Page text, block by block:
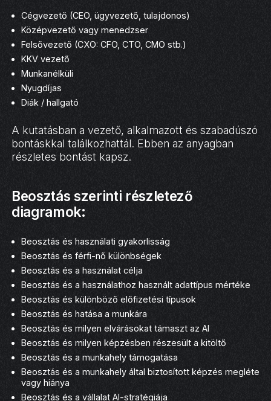
Cégvezető (CEO, ügyvezető, tulajdonos)
Középvezető vagy menedzser
Felsővezető (CXO: CFO, CTO, CMO stb.)
KKV vezető
Munkanélküli
Nyugdíjas
Diák / hallgató
A kutatásban a vezető, alkalmazott és szabadúszó
bontáskkal találkozhattál. Ebben az anyagban
részletes bontást kapsz.
Beosztás szerinti részletező
diagramok:
Beosztás és használati gyakorlisság
Beosztás és férfi-nő különbségek
Beosztás és a használat célja
Beosztás és a használathoz használt adattípus mértéke
Beosztás és különböző előfizetési típusok
Beosztás és hatása a munkára
Beosztás és milyen elvárásokat támaszt az AI
Beosztás és milyen képzésben részesült a kitöltő
Beosztás és a munkahely támogatása
Beosztás és a munkahely által biztosított képzés megléte
vagy hiánya
Beosztás és a vállalat AI-stratégiája